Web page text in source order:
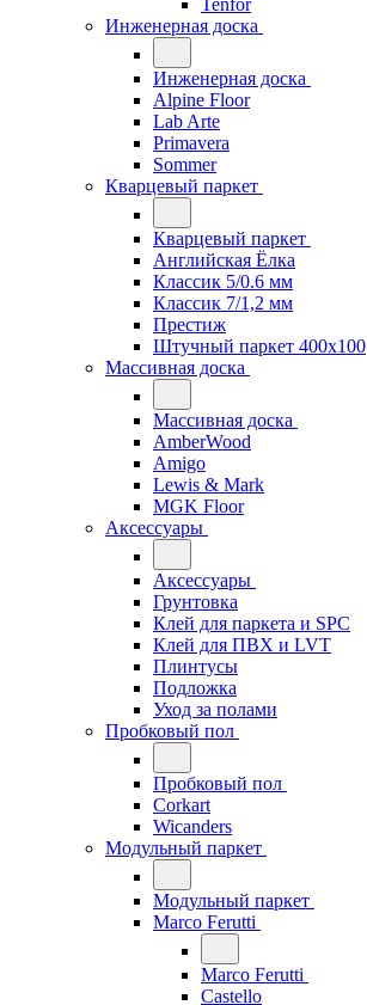
Tenfor
Инженерная доска
Инженерная доска
Alpine Floor
Lab Arte
Primavera
Sommer
Кварцевый паркет
Кварцевый паркет
Английская Ёлка
Классик 5/0.6 мм
Классик 7/1,2 мм
Престиж
Штучный паркет 400x100
Массивная доска
Массивная доска
AmberWood
Amigo
Lewis & Mark
MGK Floor
Аксессуары
Аксессуары
Грунтовка
Клей для паркета и SPC
Клей для ПВХ и LVT
Плинтусы
Подложка
Уход за полами
Пробковый пол
Пробковый пол
Corkart
Wicanders
Модульный паркет
Модульный паркет
Marco Ferutti
Marco Ferutti
Castello